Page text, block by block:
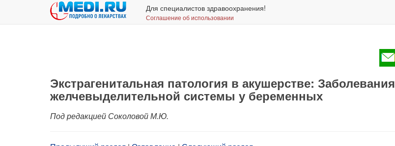
Для специалистов здравоохранения!
Соглашение об использовании
Экстрагенитальная патология в акушерстве: Заболевания
желчевыделительной системы у беременных
Под редакцией Соколовой М.Ю.